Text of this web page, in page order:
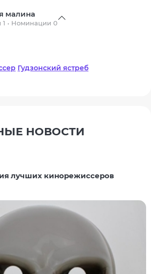
малина
1 • Номинации 0
Гудзонский ястреб
НОВОСТИ
лучших кинорежиссеров